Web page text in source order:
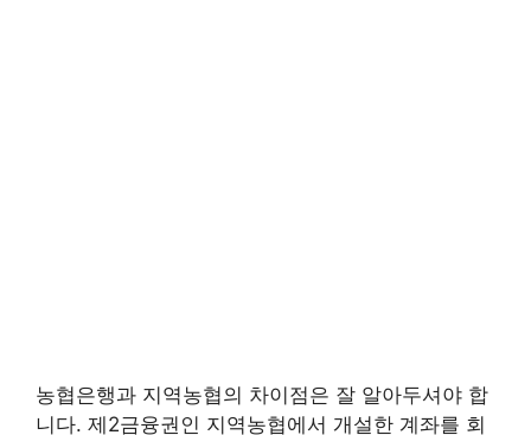
농협은행과 지역농협의 차이점은 잘 알아두셔야 합
니다. 제2금융권인 지역농협에서 개설한 계좌를 회